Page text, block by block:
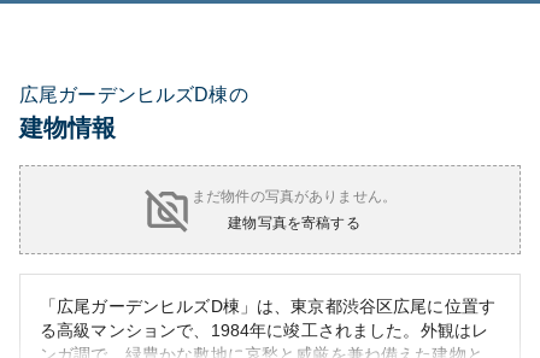
広尾ガーデンヒルズD棟の
建物情報
まだ物件の写真がありません。
建物写真を寄稿する
「広尾ガーデンヒルズD棟」は、東京都渋谷区広尾に位置す
る高級マンションで、1984年に竣工されました。外観はレ